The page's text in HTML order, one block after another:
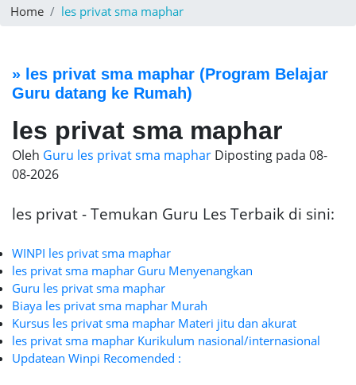
Home les privat sma maphar
» les privat sma maphar (Program Belajar
Guru datang ke Rumah)
les privat sma maphar
Oleh Guru les privat sma maphar Diposting pada 08-
08-2026
les privat - Temukan Guru Les Terbaik di sini:
WINPI les privat sma maphar
les privat sma maphar Guru Menyenangkan
Guru les privat sma maphar
Biaya les privat sma maphar Murah
Kursus les privat sma maphar Materi jitu dan akurat
les privat sma maphar Kurikulum nasional/internasional
Updatean Winpi Recomended :